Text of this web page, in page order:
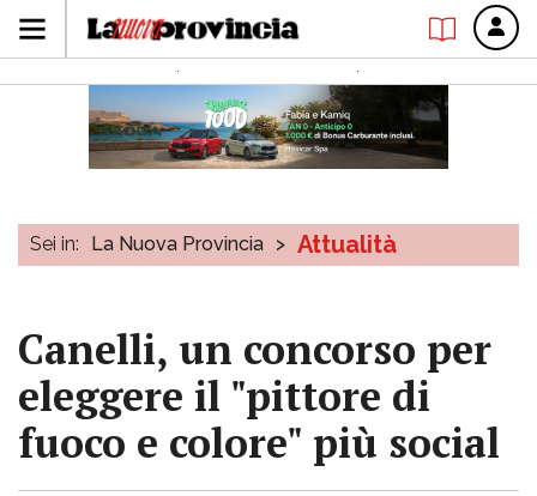
Sei in: La Nuova Provincia > Attualità
Canelli, un concorso per
eleggere il "pittore di
fuoco e colore" più social